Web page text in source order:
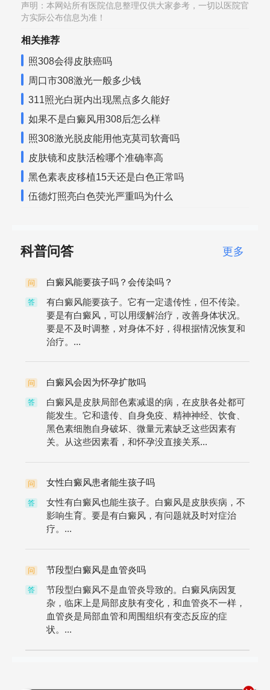
声明：本网站所有医院信息整理仅供大家参考，一切以医院官
方实际公布信息为准！
相关推荐
照308会得皮肤癌吗
周口市308激光一般多少钱
311照光白斑内出现黑点多久能好
如果不是白癜风用308后怎么样
照308激光脱皮能用他克莫司软膏吗
皮肤镜和皮肤活检哪个准确率高
黑色素表皮移植15天还是白色正常吗
伍德灯照亮白色荧光严重吗为什么
科普问答 更多
问 白癜风能要孩子吗？会传染吗？
答
有白癜风能要孩子。它有一定遗传性，但不传染。
要是有白癜风，可以用缓解治疗，改善身体状况。
要是不及时调整，对身体不好，得根据情况恢复和
治疗。...
问 白癜风会因为怀孕扩散吗
答
白癜风是皮肤局部色素减退的病，在皮肤各处都可
能发生。它和遗传、自身免疫、精神神经、饮食、
黑色素细胞自身破坏、微量元素缺乏这些因素有
关。从这些因素看，和怀孕没直接关系...
问 女性白癜风患者能生孩子吗
答
女性有白癜风也能生孩子。白癜风是皮肤疾病，不
影响生育。要是有白癜风，有问题就及时对症治
疗。...
问 节段型白癜风是血管炎吗
答
节段型白癜风不是血管炎导致的。白癜风病因复
杂，临床上是局部皮肤有变化，和血管炎不一样，
血管炎是局部血管和周围组织有变态反应的症
状。...